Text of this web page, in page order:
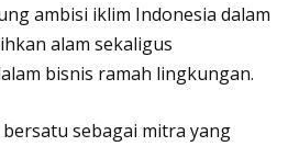
ambisi iklim Indonesia dalam
alam sekaligus
bisnis ramah lingkungan.
sebagai mitra yang